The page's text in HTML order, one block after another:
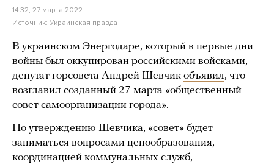
14:32, 27 марта 2022
Источник: Украинская правда
В украинском Энергодаре, который в первые дни
войны был оккупирован российскими войсками,
депутат горсовета Андрей Шевчик объявил, что
возглавил созданный 27 марта «общественный
совет самоорганизации города».
По утверждению Шевчика, «совет» будет
заниматься вопросами ценообразования,
координацией коммунальных служб,